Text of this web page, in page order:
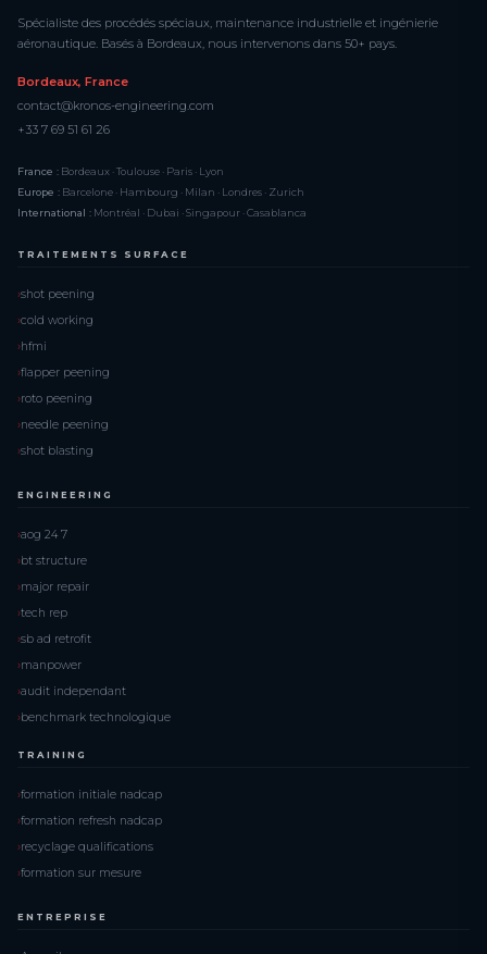
Spécialiste des procédés spéciaux, maintenance industrielle et ingénierie
aéronautique. Basés à Bordeaux, nous intervenons dans 50+ pays.
Bordeaux, France
contact@kronos-engineering.com
+33 7 69 51 61 26
France : Bordeaux · Toulouse · Paris · Lyon
Europe : Barcelone · Hambourg · Milan · Londres · Zurich
International : Montréal · Dubai · Singapour · Casablanca
TRAITEMENTS SURFACE
shot peening
cold working
hfmi
flapper peening
roto peening
needle peening
shot blasting
ENGINEERING
aog 24 7
bt structure
major repair
tech rep
sb ad retrofit
manpower
audit independant
benchmark technologique
TRAINING
formation initiale nadcap
formation refresh nadcap
recyclage qualifications
formation sur mesure
ENTREPRISE